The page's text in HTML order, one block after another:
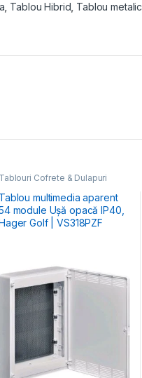
, Tablou Hibrid, Tablou metalic
Tablouri Cofrete & Dulapuri
Tablouri Electrice
Hibrid & Multimedia
Tablou multimedia aparent
module Ușă opacă IP40,
Golf | VS318PZF